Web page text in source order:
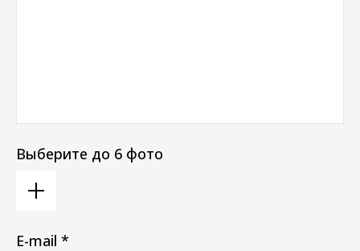
Выберите до 6 фото
E-mail *